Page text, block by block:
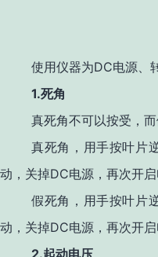
使用仪器为DC电源、
1.死角
真死角不可以按受，而
真死角，用手按叶片
动，关掉DC电源，再次开启
假死角，用手按叶片
动，关掉DC电源，再次开启
2.起动电压